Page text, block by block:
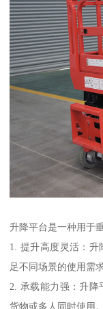
升降平台是一种用于
1. 提升高度灵活：
足不同场景的使用需求
2. 承载能力强：升降
货物或多人同时使用。